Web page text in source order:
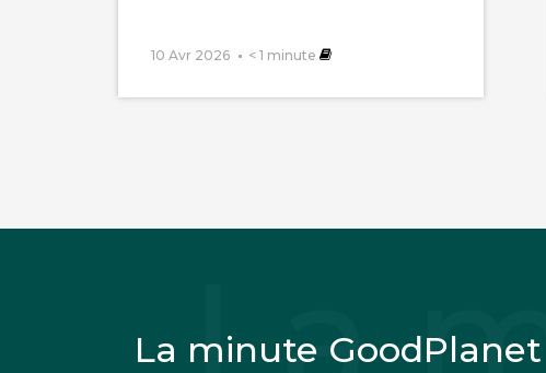
10 Avr 2026 < 1 minute
La minute GoodPlanet